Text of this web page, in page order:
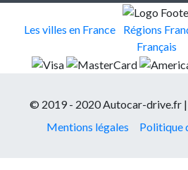
Les villes en France Régions
Français
© 2019 - 2020 Autocar-drive.fr |
Mentions légales
Politique